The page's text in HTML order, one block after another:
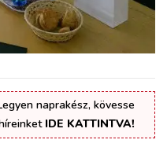
naprakész, kövesse
IDE KATTINTVA!